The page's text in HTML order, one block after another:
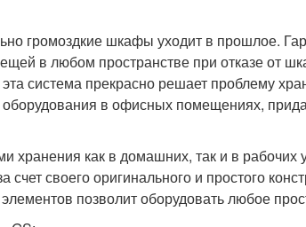
громоздкие шкафы уходит в прошлое.
в любом пространстве при отказе от
система прекрасно решает проблему
в офисных помещениях,
как в домашних, так и в рабочих
счет своего оригинального и простого
позволит оборудовать любое